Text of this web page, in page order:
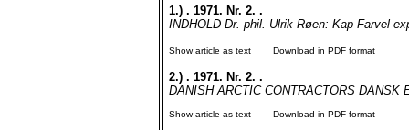
1.) . 1971. Nr. 2. .
INDHOLD Dr. phil. Ulrik Røen: Kap Farvel
Show article as text Download in PDF format
2.) . 1971. Nr. 2. .
DANISH ARCTIC CONTRACTORS
Show article as text Download in PDF format